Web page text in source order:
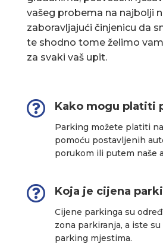
vašeg probema na najbolji
zaboravljajući činjenicu da
te shodno tome želimo
za svaki vaš upit.
 Kako mogu platiti
Parking možete platiti
pomoću postavljenih
porukom ili putem naše
 Koja je cijena
Cijene parkinga su
zona parkiranja, a iste
parking mjestima.